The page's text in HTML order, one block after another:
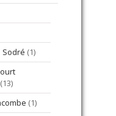
Sodré (1)
(13)
(1)